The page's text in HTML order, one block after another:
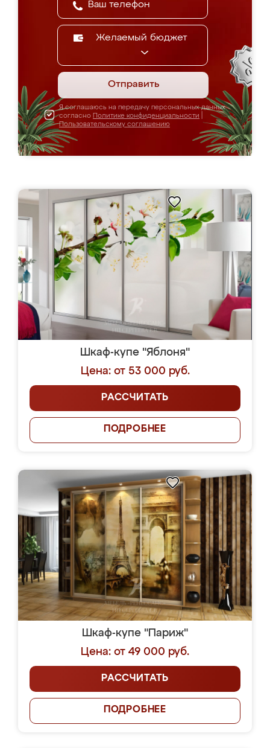
Желаемый бюджет
Отправить
Я соглашаюсь на передачу персональных данных
согласно Политике конфиденциальности
Пользовательскому соглашению
Шкаф-купе "Яблоня"
Цена: от 53 000 руб.
РАССЧИТАТЬ
ПОДРОБНЕЕ
Шкаф-купе "Париж"
Цена: от 49 000 руб.
РАССЧИТАТЬ
ПОДРОБНЕЕ